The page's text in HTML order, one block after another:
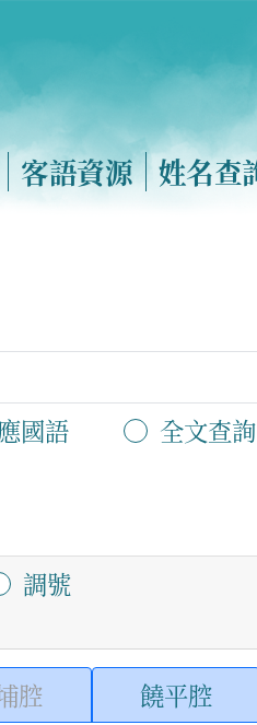
客語資源 姓名查
國語 全文查詢
調號
腔 饒平腔